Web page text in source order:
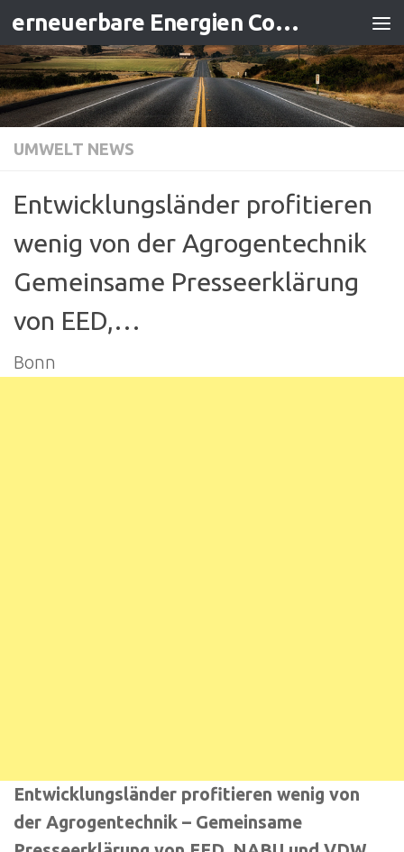
Zum Inhalt springen erneuerbare Energien Contracting
UMWELT NEWS
Entwicklungsländer profitieren
wenig von der Agrogentechnik
Gemeinsame Presseerklärung
von EED,…
Bonn
Entwicklungsländer profitieren wenig von
der Agrogentechnik – Gemeinsame